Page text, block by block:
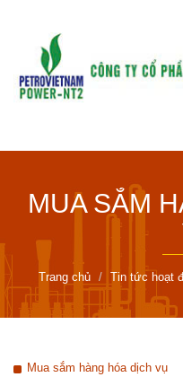
MUA SẮM
Trang chủ Tin tức hoạt
Mua sắm hàng hóa dịch vụ